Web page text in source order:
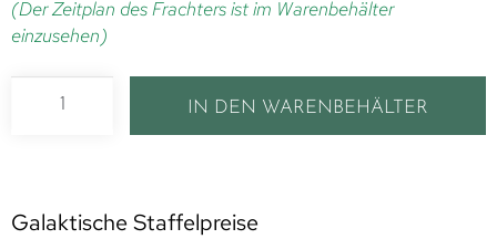
(Der Zeitplan des Frachters ist im Warenbehälter
einzusehen)
IN DEN WARENBEHÄLTER
Galaktische Staffelpreise